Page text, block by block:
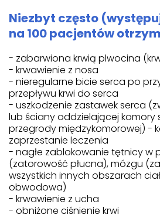
Niezbyt często
na 100 pacjentów
- zabarwiona krwią plwocina
- krwawienie z nosa
- nieregularne bicie serca po
przepływu krwi do serca
- uszkodzenie zastawek serca
lub ściany oddzielającej komory
przegrody międzykomorowej) -
zaprzestanie leczenia
- nagłe zablokowanie tętnicy w
(zatorowość płucna), mózgu
wszystkich innych obszarach
obwodowa)
- krwawienie z ucha
- obniżone ciśnienie krwi